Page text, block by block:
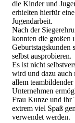
die Kinder und
erhielten hierfür
Jugendarbeit.
Nach der
konnten die großen
Geburtstagskunden
selbst ausprobieren.
Es ist nicht
wird und dazu auch
allem
Unternehmen
Frau Kunze und ihr
extrem viel Spaß
verwendet werden.